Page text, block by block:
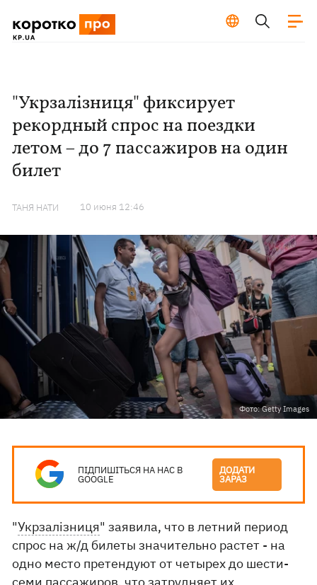
"Укрзалізниця" фиксирует
рекордный спрос на поездки
летом – до 7 пассажиров на один
билет
ТАНЯ НАТИ 10 июня 12:46
Фото: Getty Images
ПІДПИШІТЬСЯ НА НАС В
GOOGLE
ДОДАТИ
ЗАРАЗ
"Укрзалізниця" заявила, что в летний период
спрос на ж/д билеты значительно растет - на
одно место претендуют от четырех до шести-